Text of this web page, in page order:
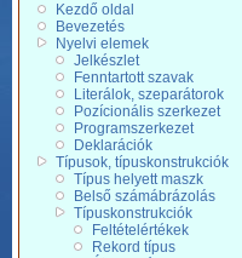
Kezdő oldal
Bevezetés
Nyelvi elemek
Jelkészlet
Fenntartott szavak
Literálok, szeparátorok
Pozícionális szerkezet
Programszerkezet
Deklarációk
Típusok, típuskonstrukciók
Típus helyett maszk
Belső számábrázolás
Típuskonstrukciók
Feltételértékek
Rekord típus